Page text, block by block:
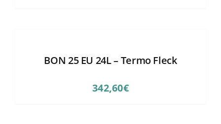
BON 25 EU 24L – Termo Fleck
342,60€